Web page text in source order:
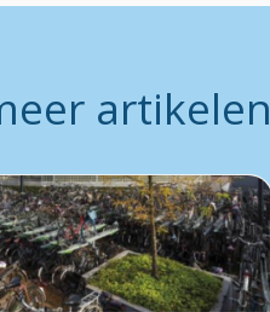
artikelen